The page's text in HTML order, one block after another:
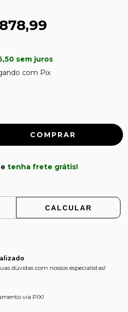
sem juros
com Pix
tenha frete grátis!
CALCULAR
dúvidas com nossos especialistas!
via PIX!